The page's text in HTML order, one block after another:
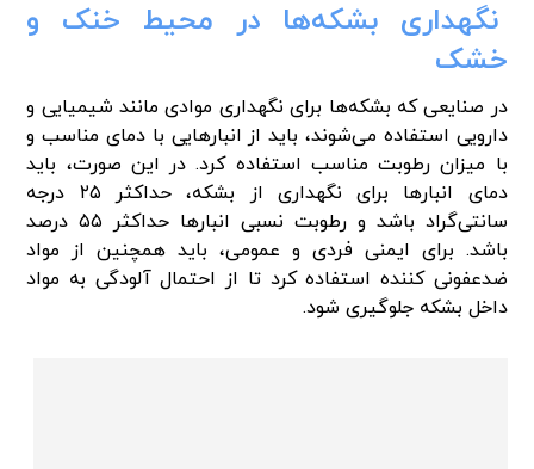
نگهداری بشکه‌ها در محیط خنک و
خشک
در صنایعی که بشکه‌ها برای نگهداری موادی مانند شیمیایی و
دارویی استفاده می‌شوند، باید از انبارهایی با دمای مناسب و
با میزان رطوبت مناسب استفاده کرد. در این صورت، باید
دمای انبارها برای نگهداری از بشکه‌، حداکثر ۲۵ درجه
سانتی‌گراد باشد و رطوبت نسبی انبارها حداکثر ۵۵ درصد
باشد. برای ایمنی فردی و عمومی، باید همچنین از مواد
ضدعفونی کننده استفاده کرد تا از احتمال آلودگی به مواد
داخل بشکه جلوگیری شود.